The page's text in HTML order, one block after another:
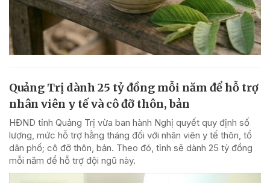
Quảng Trị dành 25 tỷ đồng mỗi năm để hỗ trợ
nhân viên y tế và cô đỡ thôn, bản
HĐND tỉnh Quảng Trị vừa ban hành Nghị quyết quy định số
lượng, mức hỗ trợ hằng tháng đối với nhân viên y tế thôn, tổ
dân phố; cô đỡ thôn, bản. Theo đó, tỉnh sẽ dành 25 tỷ đồng
mỗi năm để hỗ trợ đội ngũ này.